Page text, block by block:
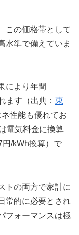
この価格帯として
水準で備えていま
により年間
ます（出典： 東
性能も優れてお
電気料金に換算
円/kWh換算）で
トの両方で家計に
常的に必要とされ
フォーマンスは極